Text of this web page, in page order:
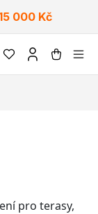
000 Kč
pro terasy,